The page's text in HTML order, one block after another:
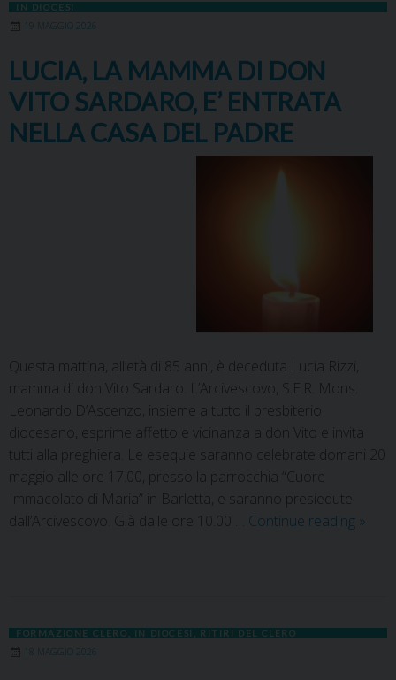
IN DIOCESI
19 MAGGIO 2026
LUCIA, LA MAMMA DI DON
VITO SARDARO, E’ ENTRATA
NELLA CASA DEL PADRE
Questa mattina, all’età di 85 anni, è deceduta Lucia Rizzi,
mamma di don Vito Sardaro. L’Arcivescovo, S.E.R. Mons.
Leonardo D’Ascenzo, insieme a tutto il presbiterio
diocesano, esprime affetto e vicinanza a don Vito e invita
tutti alla preghiera. Le esequie saranno celebrate domani 20
maggio alle ore 17.00, presso la parrocchia “Cuore
Immacolato di Maria” in Barletta, e saranno presiedute
dall’Arcivescovo. Già dalle ore 10.00 … Continue reading »
FORMAZIONE CLERO IN DIOCESI RITIRI DEL CLERO
18 MAGGIO 2026